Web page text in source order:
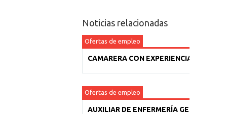
Noticias relacionadas
Ofertas de empleo
CAMARERA CON EXPERIENCIA
Ofertas de empleo
AUXILIAR DE ENFERMERÍA GERIÁTRICA